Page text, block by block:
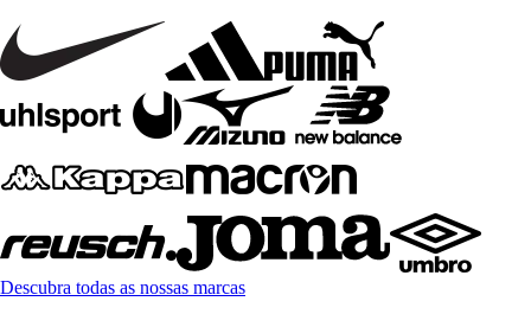
Descubra todas as nossas marcas